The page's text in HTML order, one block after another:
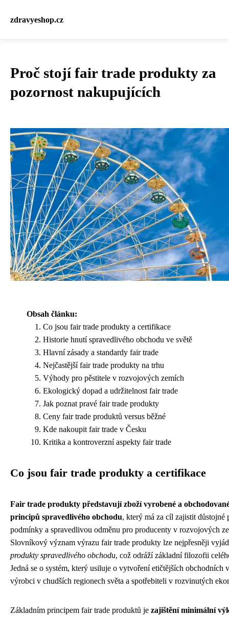
zdravyeshop.cz
Proč stojí fair trade produkty za
pozornost nakupujících
Obsah článku:
Co jsou fair trade produkty a certifikace
Historie hnutí spravedlivého obchodu ve světě
Hlavní zásady a standardy fair trade
Nejčastější fair trade produkty na trhu
Výhody pro pěstitele v rozvojových zemích
Ekologický dopad a udržitelnost fair trade
Jak poznat pravé fair trade produkty
Ceny fair trade produktů versus běžné
Kde nakoupit fair trade v Česku
Kritika a kontroverzní aspekty fair trade
Co jsou fair trade produkty a certifikace
Fair trade produkty představují zboží vyrobené a
principů spravedlivého obchodu, který má za cíl zajistit důstojné
podmínky a spravedlivou odměnu pro producenty v rozvojových
Slovníkový význam výrazu fair trade produkty lze nejpřesněji
produkty spravedlivého obchodu, což odráží základní filozofii
Jedná se o systém, který usiluje o vytvoření etičtějších obchodních
výrobci v chudších regionech světa a spotřebiteli v rozvinutých
Základním principem fair trade produktů je zajištění minimální